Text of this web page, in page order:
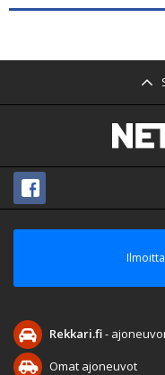
Rekkari.fi-
Omat ajoneuvot